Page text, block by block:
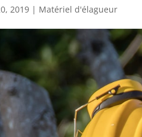
2019 | Matériel d'élagueur